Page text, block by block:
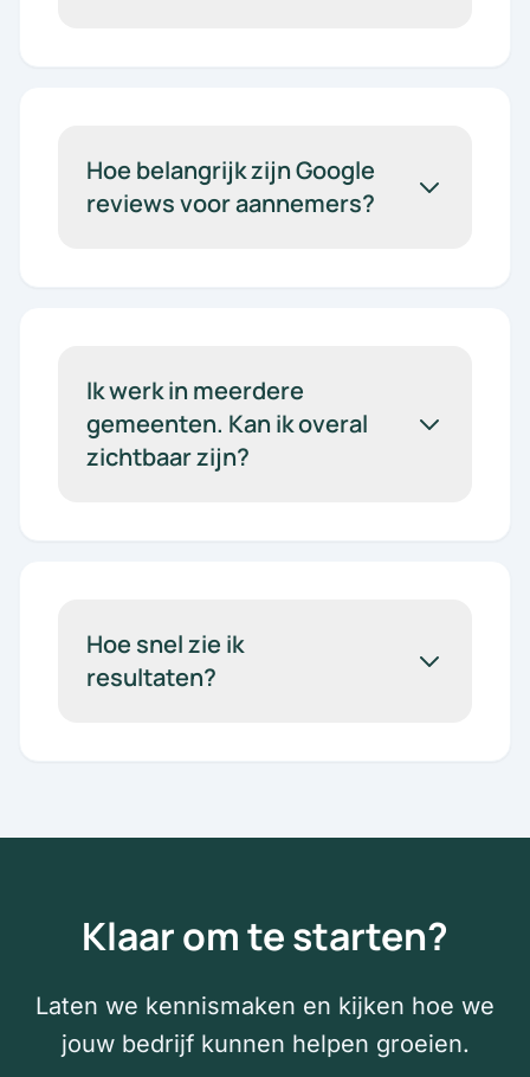
Hoe belangrijk zijn Google
reviews voor aannemers?
Ik werk in meerdere
gemeenten. Kan ik overal
zichtbaar zijn?
Hoe snel zie ik
resultaten?
Klaar om te starten?
Laten we kennismaken en kijken hoe we
jouw bedrijf kunnen helpen groeien.